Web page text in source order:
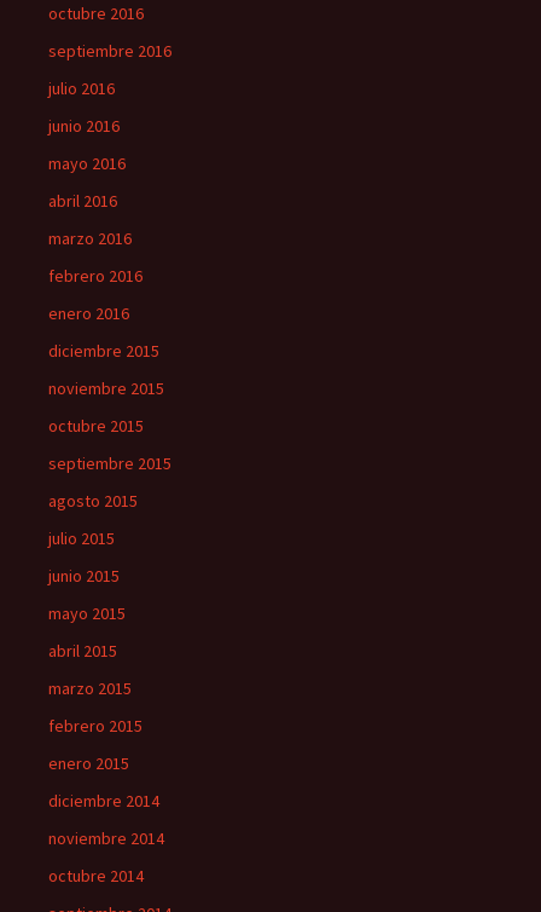
octubre 2016
septiembre 2016
julio 2016
junio 2016
mayo 2016
abril 2016
marzo 2016
febrero 2016
enero 2016
diciembre 2015
noviembre 2015
octubre 2015
septiembre 2015
agosto 2015
julio 2015
junio 2015
mayo 2015
abril 2015
marzo 2015
febrero 2015
enero 2015
diciembre 2014
noviembre 2014
octubre 2014